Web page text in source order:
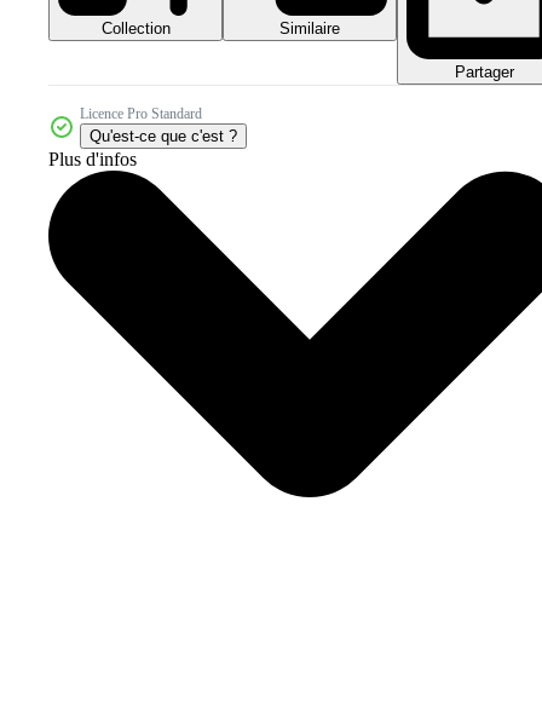
Collection Similaire
Partager
Licence Pro Standard
Qu'est-ce que c'est ?
Plus d'infos